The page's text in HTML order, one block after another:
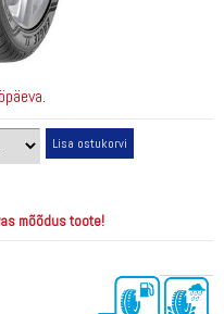
mõõdus toote!